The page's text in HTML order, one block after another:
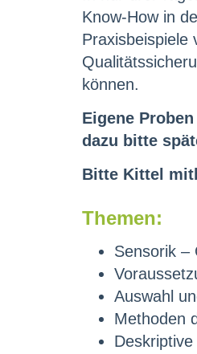
Know-How in
Praxisbeispiele
können.
Eigene
dazu bitte
Bitte Kittel
Themen:
Sensorik –
Auswahl
Methoden